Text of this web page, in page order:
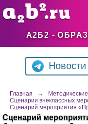
А2Б2 -
Главная →
Сценарии внеклассных
Сценарий мероприятия
Сценарий